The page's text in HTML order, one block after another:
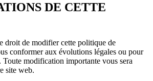
DE CETTE
droit de modifier cette politique de
conformer aux évolutions légales ou pour
Toute modification importante vous sera
site web.